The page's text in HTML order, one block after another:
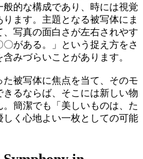
的な構成であり、時には視覚
ます。主題となる被写体にま
写真の面白さが左右されやす
がある。」という捉え方をさ
みづらいことがあります。
被写体に焦点を当て、そのモ
きるならば、そこには新しい物
簡潔でも「美しいものは、た
く心地よい一枚としての可能